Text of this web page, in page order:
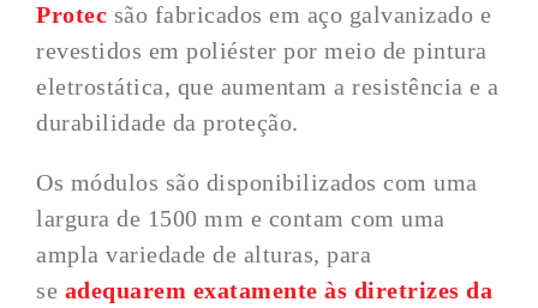
Protec são fabricados em aço galvanizado e
revestidos em poliéster por meio de pintura
eletrostática, que aumentam a resistência e a
durabilidade da proteção.
Os módulos são disponibilizados com uma
largura de 1500 mm e contam com uma
ampla variedade de alturas, para
se adequarem exatamente às diretrizes da